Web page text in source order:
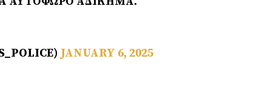
JANUARY 6, 2025